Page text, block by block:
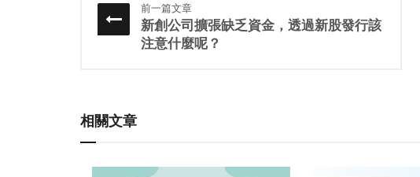
前一篇文章
新創公司擴張缺乏資金，透過新股發行該
注意什麼呢？
相關文章